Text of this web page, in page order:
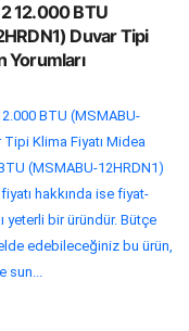
12.000 BTU
Duvar Tipi
Yorumları
BTU (MSMABU-
Tipi Klima Fiyatı Midea
(MSMABU-12HRDN1)
hakkında ise fiyat-
yeterli bir üründür. Bütçe
edebileceğiniz bu ürün,
sun...